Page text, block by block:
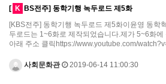
[ K BS전주] 동학기행 녹두로드 제5화
[KBS전주] 동학기행 녹두로드 제5화이윤영 동학
두로드는 1~6화로 제작되었습니다.제가 5~6화
아래 주소 클릭https://www.youtube.com/
사회문화관 2019-06-14 11:00:30